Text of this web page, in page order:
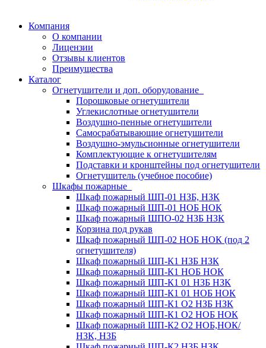
Компания
О компании
Лицензии
Отзывы клиентов
Преимущества
Каталог
Огнетушители и доп. оборудование
Порошковые огнетушители
Углекислотные огнетушители
Воздушно-пенные огнетушители
Самосрабатывающие огнетушители
Воздушно-эмульсионные огнетушители
Комплектующие к огнетушителям
Подставки и кронштейны под огнетушители
Огнетушитель (учебное пособие)
Шкафы пожарные
Шкаф пожарный ШП-01 НЗБ, НЗК
Шкаф пожарный ШП-01 НОБ НОК
Шкаф пожарный ШПО-02 НЗБ НЗК
Корзина под рукав
Шкаф пожарный ШП-02 НОБ НОК (под 2
огнетушителя)
Шкаф пожарный ШП-К1 НЗБ НЗК
Шкаф пожарный ШП-К1 НОБ НОК
Шкаф пожарный ШП-К1 01 НЗБ НЗК
Шкаф пожарный ШП-К1 01 НОБ НОК
Шкаф пожарный ШП-К1 О2 НЗБ НЗК
Шкаф пожарный ШП-К1 О2 НОБ НОК
Шкаф пожарный ШП-К2 О2 НОБ,НОК/
НЗК, НЗБ